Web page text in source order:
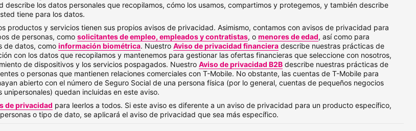
describe los datos personales que recopilamos, cómo los usamos, compartimos y protegemos, y también describe
tiene para los datos.
productos y servicios tienen sus propios avisos de privacidad. Asimismo, contamos con avisos de privacidad para
de personas, como solicitantes de empleo, empleados y contratistas, o menores de edad, así como para
de datos, como información biométrica. Nuestro Aviso de privacidad financiera describe nuestras prácticas de
con los datos que recopilamos y mantenemos para gestionar las ofertas financieras que seleccione con nosotros,
de dispositivos y los servicios pospagados. Nuestro Aviso de privacidad B2B describe nuestras prácticas de
o personas que mantienen relaciones comerciales con T-Mobile. No obstante, las cuentas de T-Mobile para
abierto con el número de Seguro Social de una persona física (por lo general, cuentas de pequeños negocios
unipersonales) quedan incluidas en este aviso.
de privacidad para leerlos a todos. Si este aviso es diferente a un aviso de privacidad para un producto específico,
o tipo de dato, se aplicará el aviso de privacidad que sea más específico.